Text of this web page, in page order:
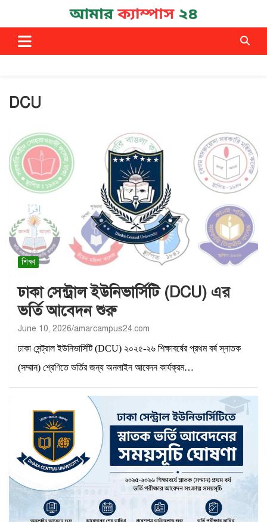
content
আমার ক্যাম্পাস ২৪
Campus News
DCU
শিক্ষা
ঢাকা সেন্ট্রাল ইউনিভার্সিটি (DCU) এর
ভর্তি আবেদন শুরু
June 10, 2026 amarcampus24.com
ঢাকা সেন্ট্রাল ইউনিভার্সিটি (DCU) ২০২৫-২৬ শিক্ষাবর্ষের প্রথম বর্ষ স্নাতক
(সম্মান) শ্রেণিতে ভর্তির জন্য অনলাইন আবেদন কার্যক্রম…